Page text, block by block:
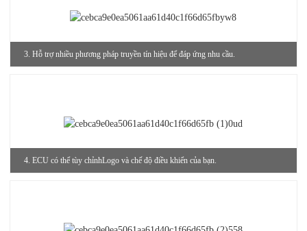
3. Hỗ trợ nhiều phương pháp truyền tín hiệu để đáp ứng nhu cầu.
4. ECU có thể tùy chỉnhLogo và chế độ điều khiển của bạn.